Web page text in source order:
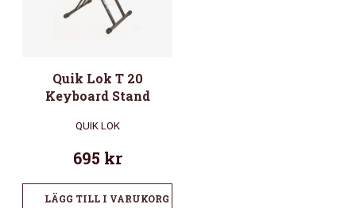
Quik Lok T 20
Keyboard Stand
QUIK LOK
695 kr
LÄGG TILL I VARUKORG